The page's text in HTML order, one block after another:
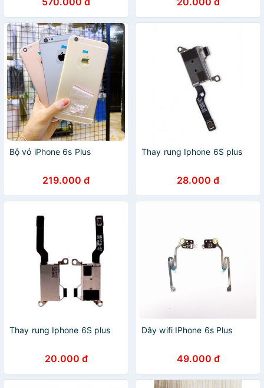
Bộ vỏ iPhone 6s Plus
219.000 đ
Thay rung Iphone 6S plus
28.000 đ
Thay rung Iphone 6S plus
20.000 đ
Dây wifi IPhone 6s Plus
49.000 đ